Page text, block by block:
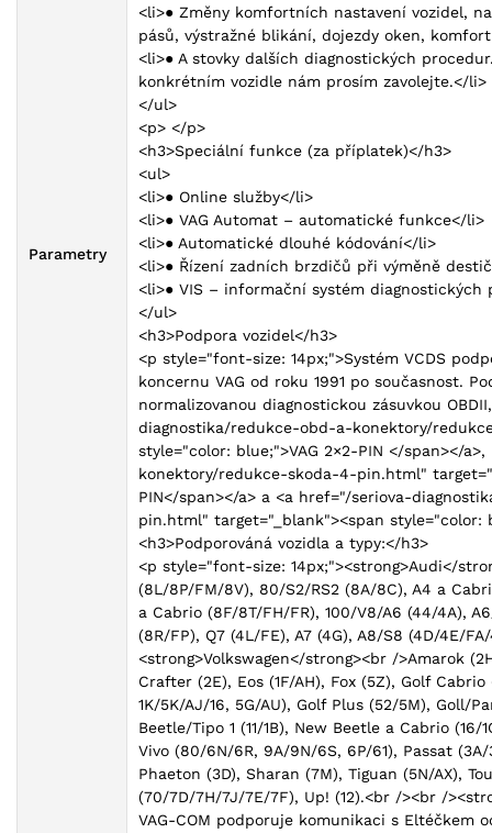
Parametry
<li>● Změny komfortních nastavení vozidel,
pásů, výstražné blikání, dojezdy oken,
<li>● A stovky dalších diagnostických
konkrétním vozidle nám prosím zavolejte.</li>
</ul>
<p> </p>
<h3>Speciální funkce (za příplatek)</h3>
<ul>
<li>● Online služby</li>
<li>● VAG Automat – automatické funkce</li>
<li>● Automatické dlouhé kódování</li>
<li>● Řízení zadních brzdičů při výměně
<li>● VIS – informační systém diagnostických
</ul>
<h3>Podpora vozidel</h3>
<p style="font-size: 14px;">Systém VCDS
koncernu VAG od roku 1991 po současnost.
normalizovanou diagnostickou zásuvkou
diagnostika/redukce-obd-a-konektory/
style="color: blue;">VAG 2×2-PIN </span></
konektory/redukce-skoda-4-pin.html"
PIN</span></a> a <a href="/seriova-
pin.html" target="_blank"><span style="color:
<h3>Podporováná vozidla a typy:</h3>
<p style="font-size: 14px;"><strong>Audi</
(8L/8P/FM/8V), 80/S2/RS2 (8A/8C), A4 a
a Cabrio (8F/8T/FH/FR), 100/V8/A6 (44/4A),
(8R/FP), Q7 (4L/FE), A7 (4G), A8/S8 (4D/4E/
<strong>Volkswagen</strong><br />Amarok
Crafter (2E), Eos (1F/AH), Fox (5Z), Golf
1K/5K/AJ/16, 5G/AU), Golf Plus (52/5M), Goll/
Beetle/Tipo 1 (11/1B), New Beetle a Cabrio (16/
Vivo (80/6N/6R, 9A/9N/6S, 6P/61), Passat
Phaeton (3D), Sharan (7M), Tiguan (5N/AX),
(70/7D/7H/7J/7E/7F), Up! (12).<br /><br /
VAG-COM podporuje komunikaci s Eltéčkem